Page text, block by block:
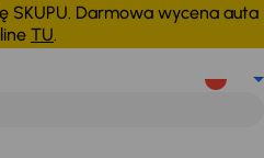
SKUPU. Darmowa wycena auta
TU.